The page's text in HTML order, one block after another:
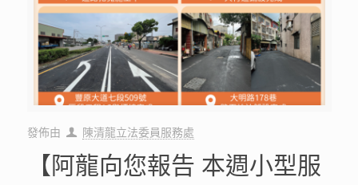
發佈由 陳清龍立法委員服務處
【阿龍向您報告 本週小型服